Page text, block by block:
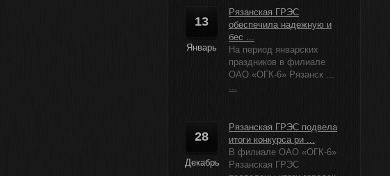
13
Январь
Рязанская ГРЭС
обеспечила надежную и
бес ...
На период январских
праздников в филиале
ОАО «ОГК-6» Рязанск ...
...
28
Декабрь
Рязанская ГРЭС подвела
итоги конкурса ри ...
В филиале ОАО «ОГК-6»
Рязанская ГРЭС